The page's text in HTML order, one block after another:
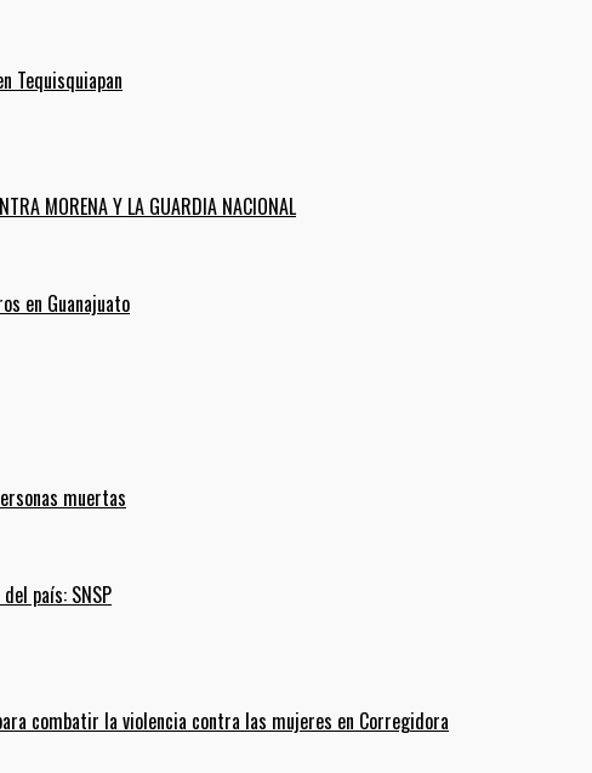
Tequisquiapan
MORENA Y LA GUARDIA NACIONAL
en Guanajuato
muertas
país: SNSP
combatir la violencia contra las mujeres en Corregidora